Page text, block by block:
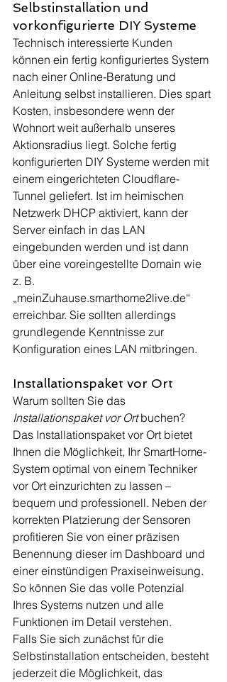
Selbstinstallation und
vorkonfigurierte DIY Systeme
Technisch interessierte Kunden
können ein fertig konfiguriertes System
nach einer Online-Beratung und
Anleitung selbst installieren. Dies spart
Kosten, insbesondere wenn der
Wohnort weit außerhalb unseres
Aktionsradius liegt. Solche fertig
konfigurierten DIY Systeme werden mit
einem eingerichteten Cloudflare-
Tunnel geliefert. Ist im heimischen
Netzwerk DHCP aktiviert, kann der
Server einfach in das LAN
eingebunden werden und ist dann
über eine voreingestellte Domain wie
z. B.
„meinZuhause.smarthome2live.de“
erreichbar. Sie sollten allerdings
grundlegende Kenntnisse zur
Konfiguration eines LAN mitbringen.
Installationspaket vor Ort
Warum sollten Sie das
Installationspaket vor Ort buchen?
Das Installationspaket vor Ort bietet
Ihnen die Möglichkeit, Ihr SmartHome-
System optimal von einem Techniker
vor Ort einzurichten zu lassen –
bequem und professionell. Neben der
korrekten Platzierung der Sensoren
profitieren Sie von einer präzisen
Benennung dieser im Dashboard und
einer einstündigen Praxiseinweisung.
So können Sie das volle Potenzial
Ihres Systems nutzen und alle
Funktionen im Detail verstehen.
Falls Sie sich zunächst für die
Selbstinstallation entscheiden, besteht
jederzeit die Möglichkeit, das